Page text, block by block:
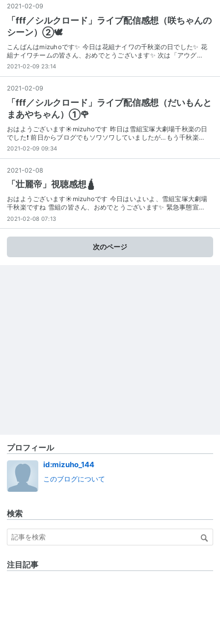
2021 -02-09
「fff／シルクロード」ライブ配信感想（咲ちゃんの
シーン）②🕊
こんばんはmizuhoです✨ 今日は花組ナイワの千秋楽の日でした✨ 花
組ナイワチームの皆さん、おめでとうございます✨ 次は「アウグ…
2021-02-09 23:14
2021 -02-09
「fff／シルクロード」ライブ配信感想（だいもんと
まあやちゃん）①🌹
おはようございます☀mizuhoです 昨日は雪組宝塚大劇場千秋楽の日
でした❗ 前日からブログでもソワソワしていましたが…もう千秋楽…
2021-02-09 09:34
2021-02-08
「壮麗帝」視聴感想🛕
おはようございます☀mizuhoです 今日はいよいよ、雪組宝塚大劇場
千秋楽ですね 雪組の皆さん、おめでとうございます✨ 緊急事態宣…
2021-02-08 07:13
次のページ
プロフィール
id:mizuho_144
このブログについて
検索
注目記事